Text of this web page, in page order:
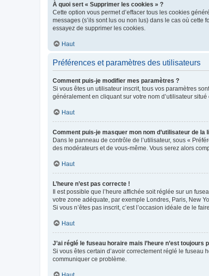
À quoi sert « Supprimer les cookies » ?
Cette option vous permet d’effacer tous les cookies
messages (s’ils sont lus ou non lus) dans le cas où
essayez de supprimer les cookies.
Haut
Préférences et paramètres des utilisateurs
Comment puis-je modifier mes paramètres ?
Si vous êtes un utilisateur inscrit, tous vos paramètres
généralement en cliquant sur votre nom d’utilisateur
Haut
Comment puis-je masquer mon nom d’utilisateur de la
Dans le panneau de contrôle de l’utilisateur, sous «
des modérateurs et de vous-même. Vous serez alors
Haut
L’heure n’est pas correcte !
Il est possible que l’heure affichée soit réglée sur un
votre zone adéquate, par exemple Londres, Paris, New
Si vous n’êtes pas inscrit, c’est l’occasion idéale de le faire.
Haut
J’ai réglé le fuseau horaire mais l’heure n’est toujours
Si vous êtes certain d’avoir correctement réglé le fuseau
communiquer ce problème.